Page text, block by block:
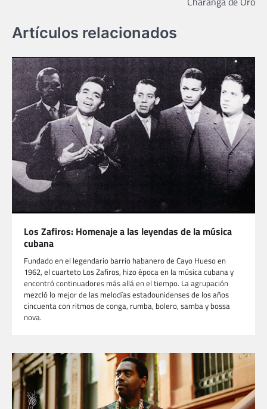
Artículos relacionados
Los Zafiros: Homenaje a las leyendas de la música
cubana
Fundado en el legendario barrio habanero de Cayo Hueso en
1962, el cuarteto Los Zafiros, hizo época en la música cubana y
encontró continuadores más allá en el tiempo. La agrupación
mezcló lo mejor de las melodías estadounidenses de los años
cincuenta con ritmos de conga, rumba, bolero, samba y bossa
nova.